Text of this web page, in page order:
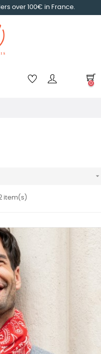
over 100€ in France.
0

item(s)